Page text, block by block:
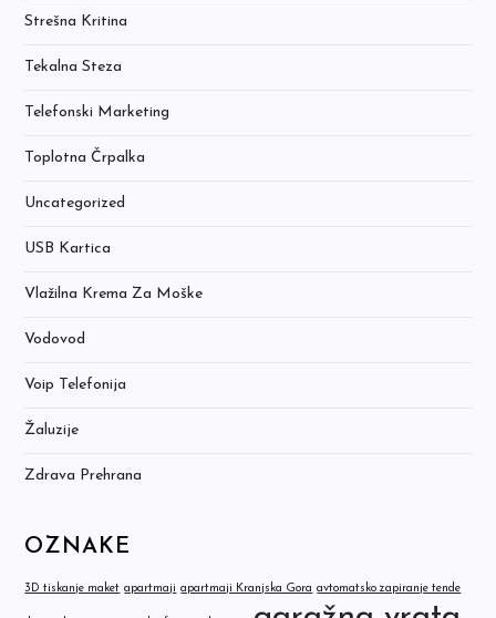
Strešna Kritina
Tekalna Steza
Telefonski Marketing
Toplotna Črpalka
Uncategorized
USB Kartica
Vlažilna Krema Za Moške
Vodovod
Voip Telefonija
Žaluzije
Zdrava Prehrana
OZNAKE
3D tiskanje maket apartmaji apartmaji Kranjska Gora avtomatsko zapiranje tende